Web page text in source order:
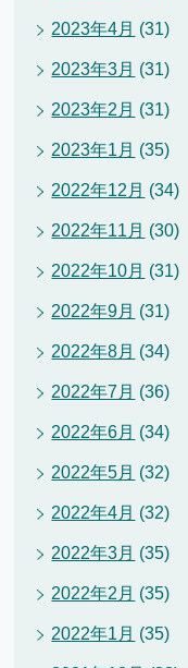
2023年4月 (31)
2023年3月 (31)
2023年2月 (31)
2023年1月 (35)
2022年12月 (34)
2022年11月 (30)
2022年10月 (31)
2022年9月 (31)
2022年8月 (34)
2022年7月 (36)
2022年6月 (34)
2022年5月 (32)
2022年4月 (32)
2022年3月 (35)
2022年2月 (35)
2022年1月 (35)